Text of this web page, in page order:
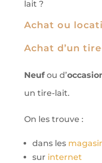
lait ?
Achat ou
Achat d’un
Neufou d’
un tire-lait.
On les trouve :
dans les
sur internet